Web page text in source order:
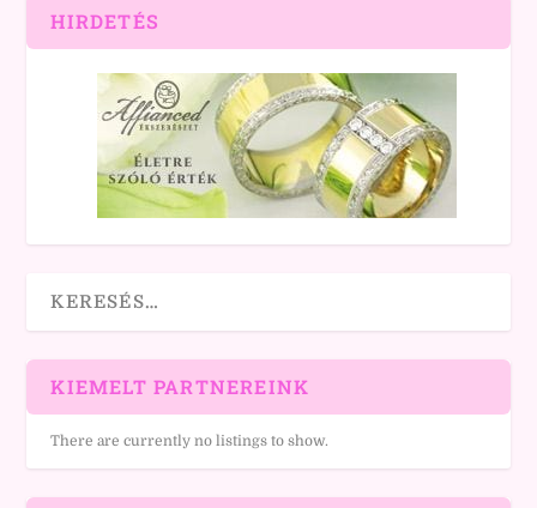
HIRDETÉS
KIEMELT PARTNEREINK
There are currently no listings to show.